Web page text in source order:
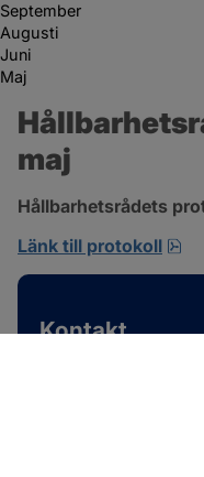
September
Augusti
Juni
Maj
maj
Hållbarhetsrådets
Länk till protokoll
Kontakt